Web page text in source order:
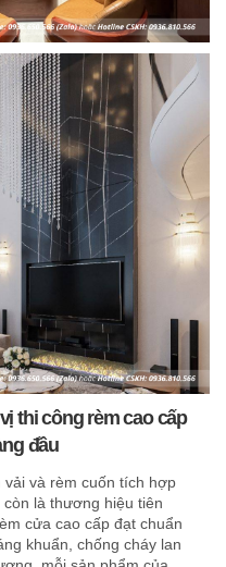
thi công rèm cao cấp
đầu
và rèm cuốn tích hợp
là thương hiệu tiên
cửa cao cấp đạt chuẩn
khuẩn, chống cháy lan